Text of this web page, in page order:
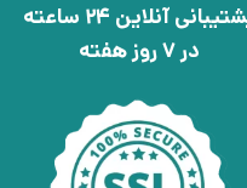
پشتیبانی آنلاین 24 ساعته
در 7 روز هفته